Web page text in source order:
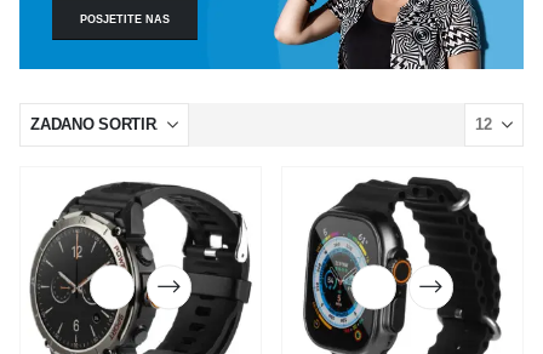
POSJETITE NAS